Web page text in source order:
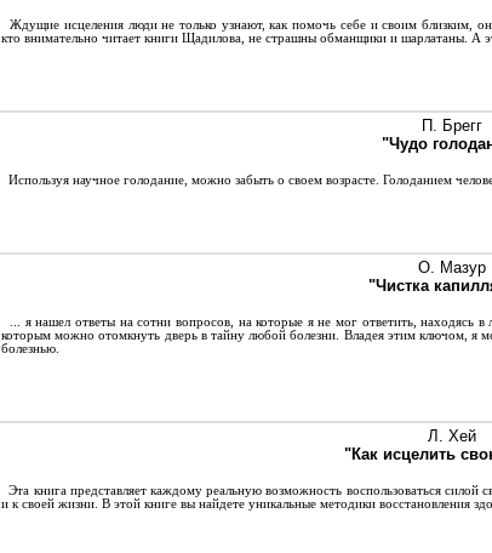
Ждущие исцеления люди не только узнают, как помочь себе и своим близким,
кто внимательно читает книги Щадилова, не страшны обманщики и шарлатаны. А
П. Брегг
"Чудо
Используя научное голодание, можно забыть о своем возрасте. Голоданием
О. Мазур
"Чистка
... я нашел ответы на сотни вопросов, на которые я не мог ответить,
которым можно отомкнуть дверь в тайну любой болезни. Владея этим ключом, я
болезнью.
Л. Хей
"Как исцелить
Эта книга представляет каждому реальную возможность воспользоваться
и к своей жизни. В этой книге вы найдете уникальные методики восстановления